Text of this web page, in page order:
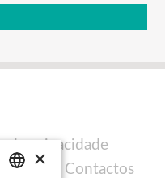
de privacidade
Contactos
×